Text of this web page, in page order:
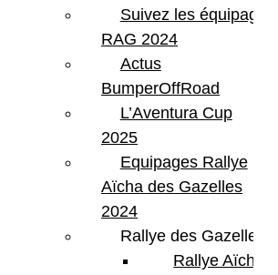
Suivez les équipages
RAG 2024
Actus
BumperOffRoad
L’Aventura Cup
2025
Equipages Rallye
Aïcha des Gazelles
2024
Rallye des Gazelles
Rallye Aïcha